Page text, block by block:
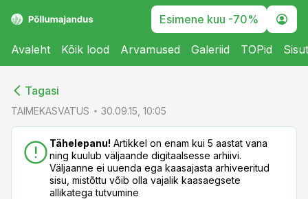
Esimene kuu -70%
Avaleht Kõik lood Arvamused Galeriid TOPid
Tagasi
TAIMEKASVATUS 30.09.15, 10:05
Tähelepanu! Artikkel on enam kui 5 aastat vana
ning kuulub väljaande digitaalsesse arhiivi.
Väljaanne ei uuenda ega kaasajasta arhiveeritud
sisu, mistõttu võib olla vajalik kaasaegsete
allikatega tutvumine